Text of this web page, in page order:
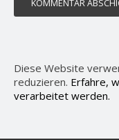
Diese Website
reduzieren. Erfahre,
verarbeitet werden.